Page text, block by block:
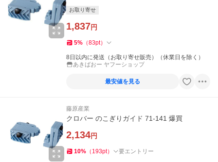
お取り寄せ
1,837円
5% （83pt）
8日以内に発送（お取り寄せ販売）（休業日を除く）
あきばおー ヤフーショップ
最安値を見る
藤原産業
クロバー のこぎりガイド 71-141 爆買
2,134円
10% （ 193pt） 要エントリー